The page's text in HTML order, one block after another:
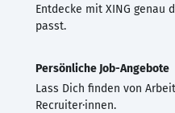
Entdecke mit XING genau
passt.
Persönliche Job-Angebote
Lass Dich finden von
Recruiter·innen.